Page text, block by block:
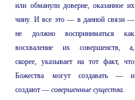
или обманули доверие, оказанное их
чину. И все это — в данной связи —
не должно восприниматься как
восхваление их совершенств, а,
скорее, указывает на тот факт, что
Божества могут создавать — и
создают —совершенные существа.